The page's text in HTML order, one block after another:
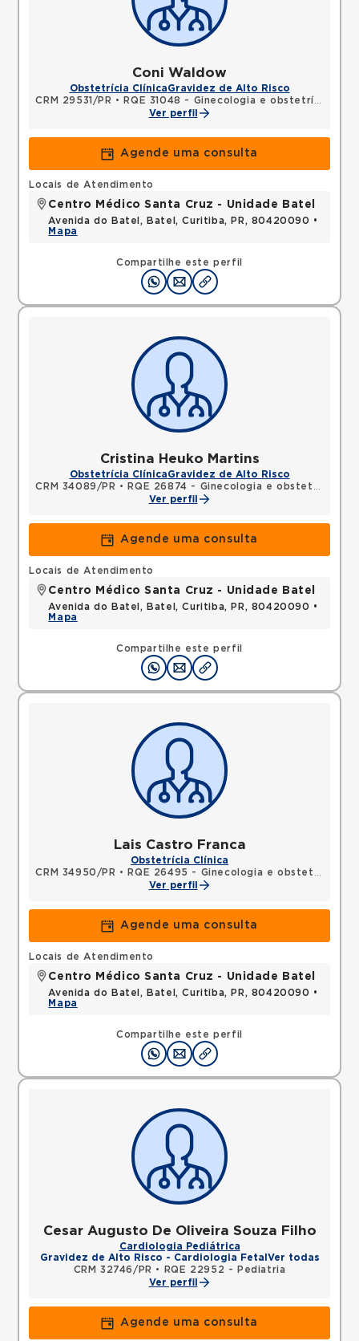
Coni Waldow
Obstetrícia ClínicaGravidez de Alto Risco
CRM 29531/PR •
RQE 31048 - Ginecologia e obstetrícia
Ver perfil
Agende uma consulta
Compartilhe este perfil
Locais de Atendimento
Centro Médico Santa Cruz - Unidade Batel
Avenida do Batel, Batel, Curitiba, PR, 80420090 •
Mapa
Cristina Heuko Martins
Obstetrícia ClínicaGravidez de Alto Risco
CRM 34089/PR •
RQE 26874 - Ginecologia e obstetrícia
Ver perfil
Agende uma consulta
Compartilhe este perfil
Locais de Atendimento
Centro Médico Santa Cruz - Unidade Batel
Avenida do Batel, Batel, Curitiba, PR, 80420090 •
Mapa
Lais Castro Franca
Obstetrícia Clínica
CRM 34950/PR •
RQE 26495 - Ginecologia e obstetrícia
Ver perfil
Agende uma consulta
Compartilhe este perfil
Locais de Atendimento
Centro Médico Santa Cruz - Unidade Batel
Avenida do Batel, Batel, Curitiba, PR, 80420090 •
Mapa
Cesar Augusto De Oliveira Souza Filho
Cardiologia Pediátrica
Gravidez de Alto Risco - Cardiologia Fetal Ver todas
CRM 32746/PR •
RQE 22952 - Pediatria
Ver perfil
Agende uma consulta